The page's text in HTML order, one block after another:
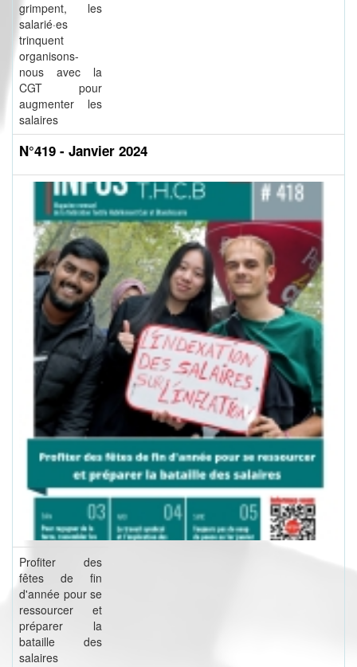
grimpent, les
salarié·es
trinquent
organisons-
nous avec la
CGT pour
augmenter les
salaires
N°419 - Janvier 2024
Profiter des
fêtes de fin
d'année pour se
ressourcer et
préparer la
bataille des
salaires